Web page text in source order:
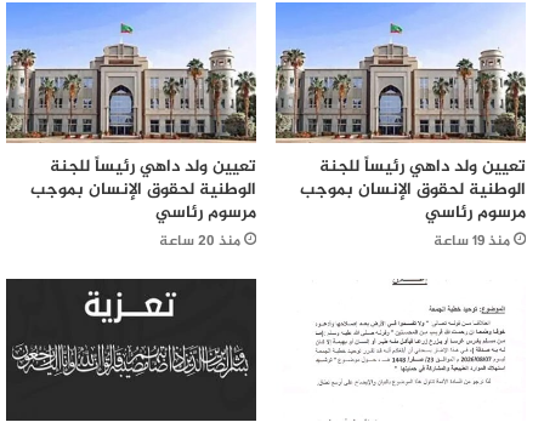
تعيين ولد داهي رئيساً للجنة
الوطنية لحقوق الإنسان بموجب
مرسوم رئاسي
منذ 19 ساعة
تعيين ولد داهي رئيساً للجنة
الوطنية لحقوق الإنسان بموجب
مرسوم رئاسي
منذ 20 ساعة